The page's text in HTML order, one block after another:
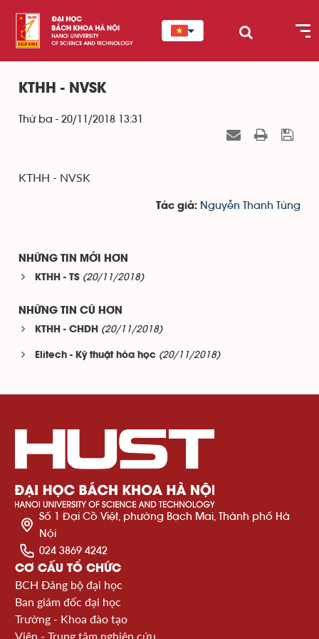
KTHH - NVSK
Thứ ba - 20/11/2018 13:31
KTHH - NVSK
Tác giả: Nguyễn Thanh Tùng
NHỮNG TIN MỚI HƠN
KTHH - TS (20/11/2018)
NHỮNG TIN CŨ HƠN
KTHH - CHDH (20/11/2018)
Elitech - Kỹ thuật hóa học (20/11/2018)
Số 1 Đại Cồ Việt, phường Bạch Mai, Thành phố Hà
Nội
024 3869 4242
CƠ CẤU TỔ CHỨC
BCH Đảng bộ đại học
Ban giám đốc đại học
Trường - Khoa đào tạo
Viện - Trung tâm nghiên cứu